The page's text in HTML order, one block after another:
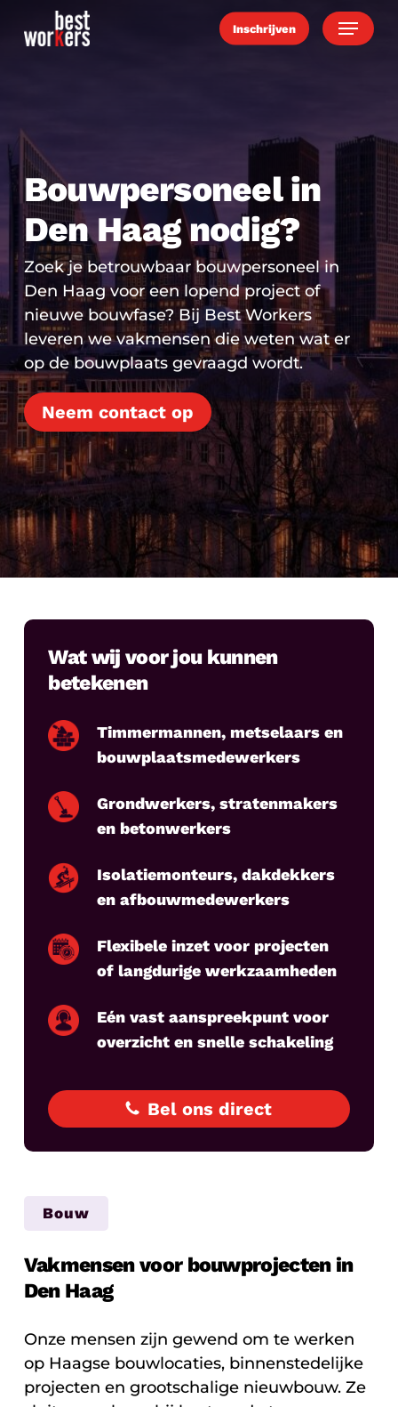
Inschrijven Menu
Bouwpersoneel in
Den Haag nodig?
Zoek je betrouwbaar bouwpersoneel in
Den Haag voor een lopend project of
nieuwe bouwfase? Bij Best Workers
leveren we vakmensen die weten wat er
op de bouwplaats gevraagd wordt.
Neem contact op
Wat wij voor jou kunnen
betekenen
Timmermannen, metselaars en
bouwplaatsmedewerkers
Grondwerkers, stratenmakers
en betonwerkers
Isolatiemonteurs, dakdekkers
en afbouwmedewerkers
Flexibele inzet voor projecten
of langdurige werkzaamheden
Eén vast aanspreekpunt voor
overzicht en snelle schakeling
Bel ons direct
Bouw
Vakmensen voor bouwprojecten in
Den Haag
Onze mensen zijn gewend om te werken
op Haagse bouwlocaties, binnenstedelijke
projecten en grootschalige nieuwbouw. Ze